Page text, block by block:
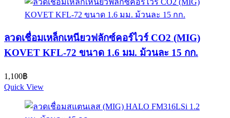
ลวดเชื่อมเหล็กเหนียวฟลักซ์คอร์ไวร์ CO2 (MIG)
KOVET KFL-72 ขนาด 1.6 มม. ม้วนละ 15 กก.
1,100฿
Quick View